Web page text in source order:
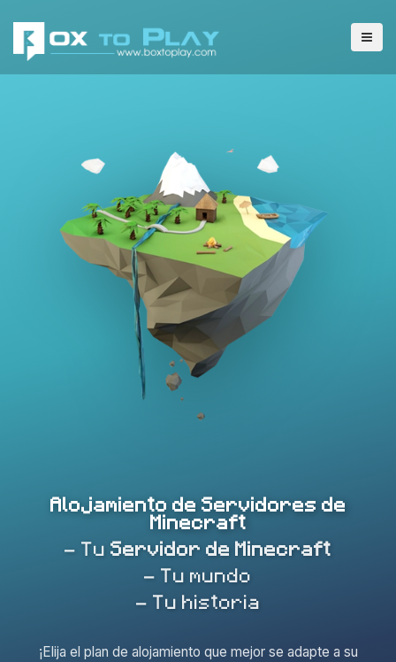
Alojamiento de Servidores de
Minecraft
- Tu Servidor de Minecraft
- Tu mundo
- Tu historia
¡Elija el plan de alojamiento que mejor se adapte a su